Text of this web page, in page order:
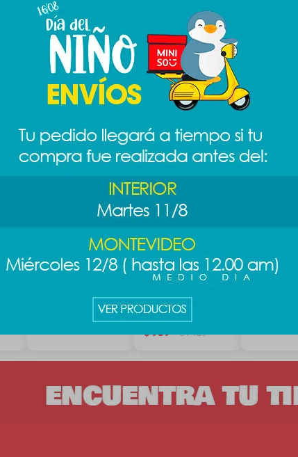
Productos que te pueden interesar
Snoopy travelling
colgante Disney
Pooh
$ 989 $1.189